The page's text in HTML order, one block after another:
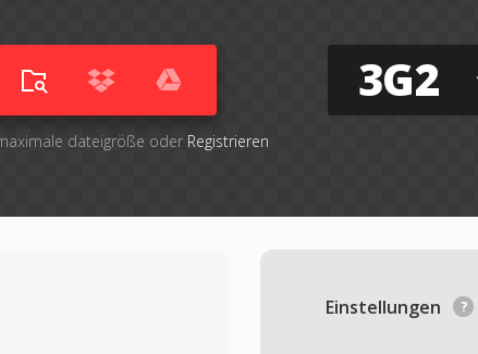
dateigröße oder Registrieren
3G2
Einstellungen